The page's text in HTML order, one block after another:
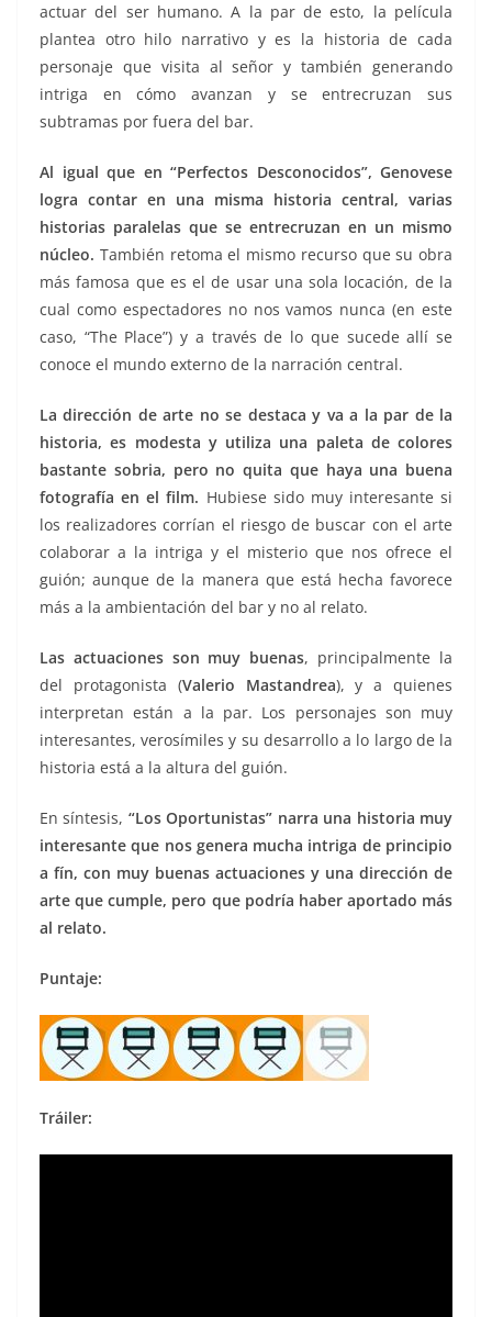
actuar del ser humano. A la par de esto, la película
plantea otro hilo narrativo y es la historia de cada
personaje que visita al señor y también generando
intriga en cómo avanzan y se entrecruzan sus
subtramas por fuera del bar.
Al igual que en “Perfectos Desconocidos”, Genovese
logra contar en una misma historia central, varias
historias paralelas que se entrecruzan en un mismo
núcleo. También retoma el mismo recurso que su obra
más famosa que es el de usar una sola locación, de la
cual como espectadores no nos vamos nunca (en este
caso, “The Place”) y a través de lo que sucede allí se
conoce el mundo externo de la narración central.
La dirección de arte no se destaca y va a la par de la
historia, es modesta y utiliza una paleta de colores
bastante sobria, pero no quita que haya una buena
fotografía en el film. Hubiese sido muy interesante si
los realizadores corrían el riesgo de buscar con el arte
colaborar a la intriga y el misterio que nos ofrece el
guión; aunque de la manera que está hecha favorece
más a la ambientación del bar y no al relato.
Las actuaciones son muy buenas, principalmente la
del protagonista (Valerio Mastandrea), y a quienes
interpretan están a la par. Los personajes son muy
interesantes, verosímiles y su desarrollo a lo largo de la
historia está a la altura del guión.
En síntesis, “Los Oportunistas” narra una historia muy
interesante que nos genera mucha intriga de principio
a fín, con muy buenas actuaciones y una dirección de
arte que cumple, pero que podría haber aportado más
al relato.
Puntaje:
Tráiler: